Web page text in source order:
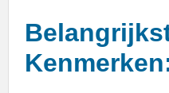
Kenmerken